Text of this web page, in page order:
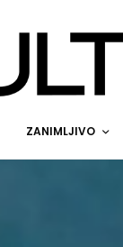
ZANIMLJIVO